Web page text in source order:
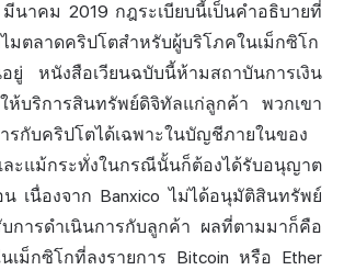
นาคม 2019 กฎระเบียบนี้เป็นคำอธิบายที่
มตลาดคริปโตสำหรับผู้บริโภคในเม็กซิโก
อยู่ หนังสือเวียนฉบับนี้ห้ามสถาบันการเงิน
บริการสินทรัพย์ดิจิทัลแก่ลูกค้า พวกเขา
รกับคริปโตได้เฉพาะในบัญชีภายในของ
ะแม้กระทั่งในกรณีนั้นก็ต้องได้รับอนุญาต
น เนื่องจาก Banxico ไม่ได้อนุมัติสินทรัพย์
การดำเนินการกับลูกค้า ผลที่ตามมาก็คือ
เม็กซิโกที่ลงรายการ Bitcoin หรือ Ether